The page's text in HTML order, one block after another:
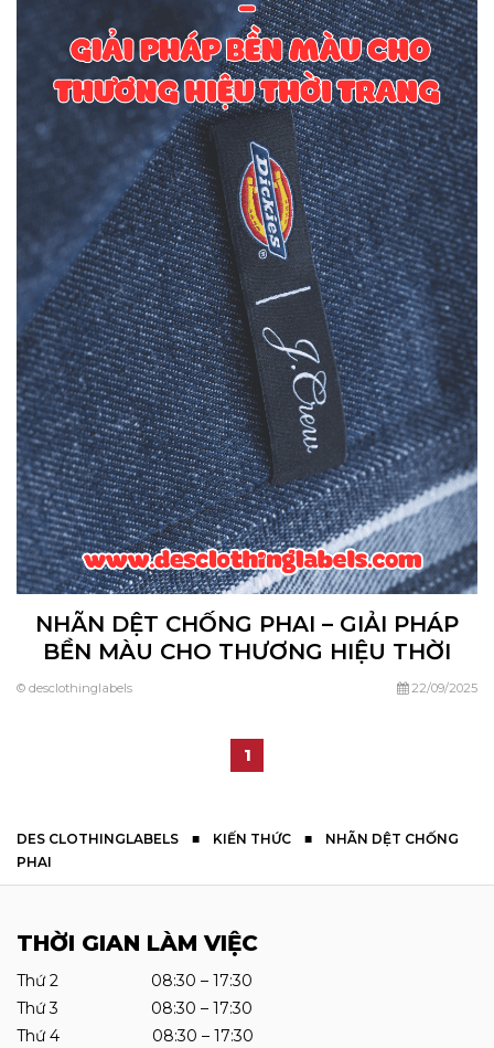
NHÃN DỆT CHỐNG PHAI – GIẢI PHÁP
BỀN MÀU CHO THƯƠNG HIỆU THỜI
© desclothinglabels 22/09/2025
1
DES CLOTHINGLABELS ■ KIẾN THỨC ■ NHÃN DỆT CHỐNG
PHAI
THỜI GIAN LÀM VIỆC
Thứ 2 08:30 – 17:30
Thứ 3 08:30 – 17:30
Thứ 4 08:30 – 17:30